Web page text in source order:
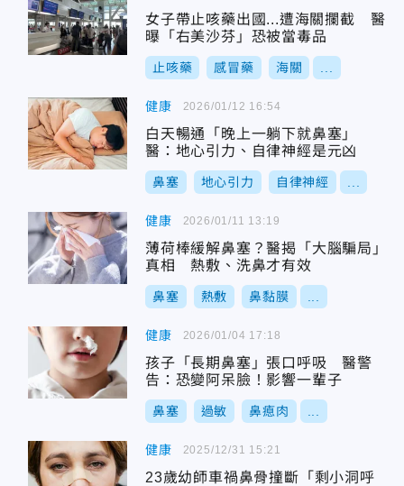
女子帶止咳藥出國...遭海關攔截 醫
曝「右美沙芬」恐被當毒品
止咳藥 感冒藥 海關
健康
白天暢通「晚上一躺下就鼻塞」
醫：地心引力、自律神經是元凶
鼻塞 地心引力 自律神經
2026/01/12 16:54
健康
薄荷棒緩解鼻塞？醫揭「大腦騙局」
真相 熱敷、洗鼻才有效
鼻塞 熱敷 鼻黏膜
2026/01/11 13:19
健康
孩子「長期鼻塞」張口呼吸 醫警
告：恐變阿呆臉！影響一輩子
鼻塞 過敏 鼻瘜肉
2026/01/04 17:18
健康
23歲幼師車禍鼻骨撞斷「剩小洞呼
2025/12/31 15:21